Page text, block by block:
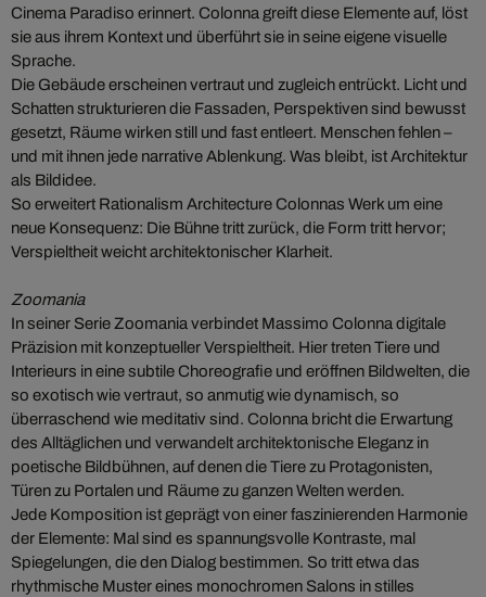
Cinema Paradiso erinnert. Colonna greift diese Elemente auf, löst
sie aus ihrem Kontext und überführt sie in seine eigene visuelle
Sprache.
Die Gebäude erscheinen vertraut und zugleich entrückt. Licht und
Schatten strukturieren die Fassaden, Perspektiven sind bewusst
gesetzt, Räume wirken still und fast entleert. Menschen fehlen –
und mit ihnen jede narrative Ablenkung. Was bleibt, ist Architektur
als Bildidee.
So erweitert Rationalism Architecture Colonnas Werk um eine
neue Konsequenz: Die Bühne tritt zurück, die Form tritt hervor;
Verspieltheit weicht architektonischer Klarheit.
Zoomania
In seiner Serie Zoomania verbindet Massimo Colonna digitale
Präzision mit konzeptueller Verspieltheit. Hier treten Tiere und
Interieurs in eine subtile Choreografie und eröffnen Bildwelten, die
so exotisch wie vertraut, so anmutig wie dynamisch, so
überraschend wie meditativ sind. Colonna bricht die Erwartung
des Alltäglichen und verwandelt architektonische Eleganz in
poetische Bildbühnen, auf denen die Tiere zu Protagonisten,
Türen zu Portalen und Räume zu ganzen Welten werden.
Jede Komposition ist geprägt von einer faszinierenden Harmonie
der Elemente: Mal sind es spannungsvolle Kontraste, mal
Spiegelungen, die den Dialog bestimmen. So tritt etwa das
rhythmische Muster eines monochromen Salons in stilles